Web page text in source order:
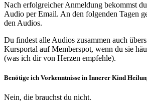
Nach erfolgreicher Anmeldung bekommst
Audio per Email. An den folgenden Tagen
den Audios.
Du findest alle Audios zusammen auch
Kursportal auf Memberspot, wenn du sie
(was ich dir von Herzen empfehle).
Benötige ich Vorkenntnisse in Innerer Kind
Nein, die brauchst du nicht.